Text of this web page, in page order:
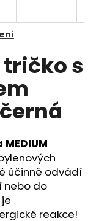
s
účinně odvádí
nebo do
reakce!